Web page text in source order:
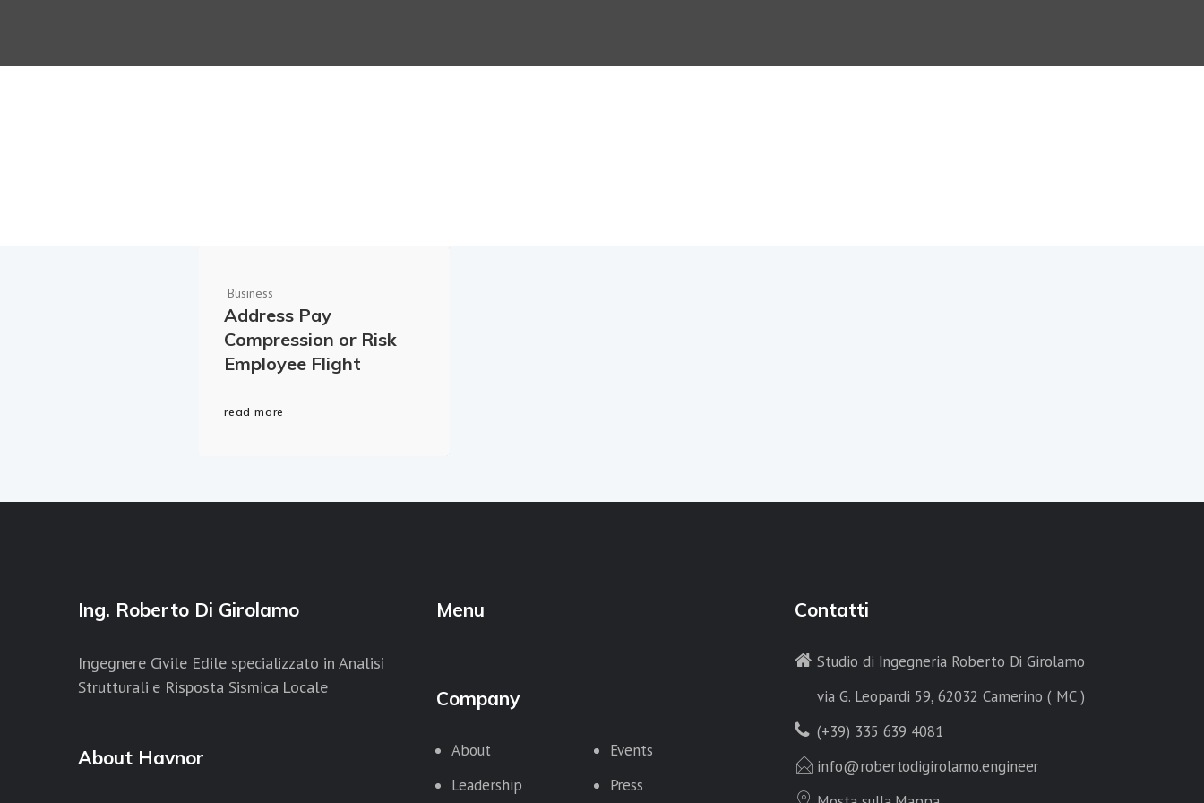
Business
Address Pay
Compression or Risk
Employee Flight
read more
Ing. Roberto Di Girolamo
Ingegnere Civile Edile specializzato in Analisi
Strutturali e Risposta Sismica Locale
About Havnor
Menu
Company
About
Events
Leadership
Press
Contatti
Studio di Ingegneria Roberto Di Girolamo
via G. Leopardi 59, 62032 Camerino ( MC )
(+39) 335 639 4081
info@robertodigirolamo.engineer